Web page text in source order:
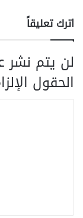
اترك تعليقاً
لن يتم نشر
الحقول